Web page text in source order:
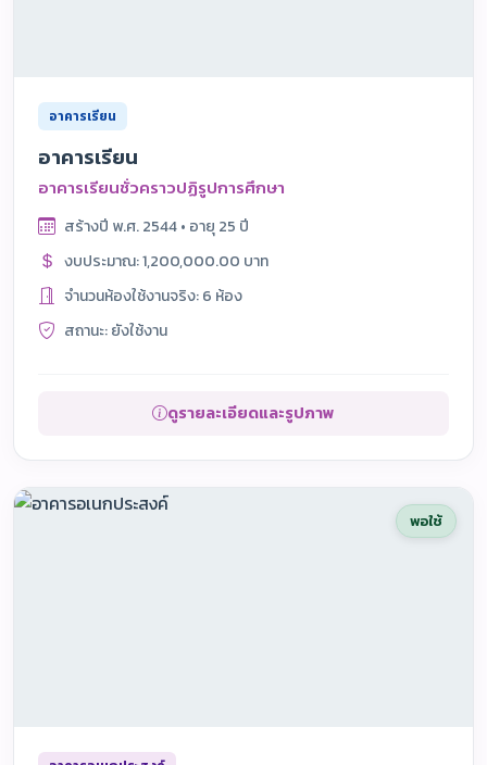
อาคารเรียน
อาคารเรียน
อาคารเรียนชั่วคราวปฏิรูปการศึกษา
สร้างปี พ.ศ. 2544 • อายุ 25 ปี
งบประมาณ: 1,200,000.00 บาท
จำนวนห้องใช้งานจริง: 6 ห้อง
สถานะ: ยังใช้งาน
ดูรายละเอียดและรูปภาพ
พอใช้